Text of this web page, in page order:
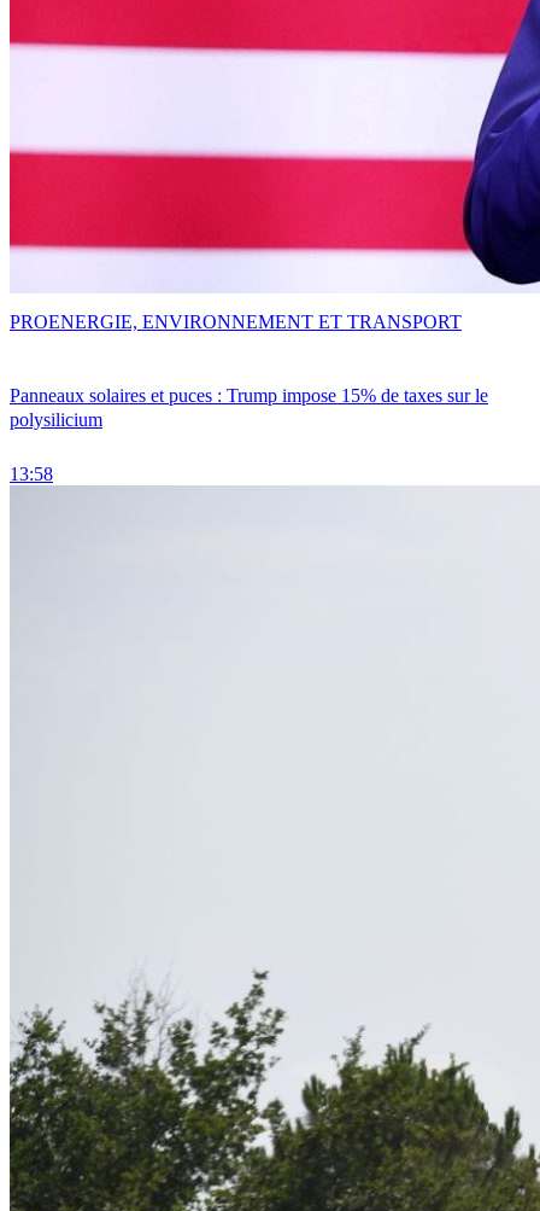
Panneaux solaires et puces : Trump impose 15% de taxes sur le
polysilicium
13:58
PROENERGIE, ENVIRONNEMENT ET TRANSPORT